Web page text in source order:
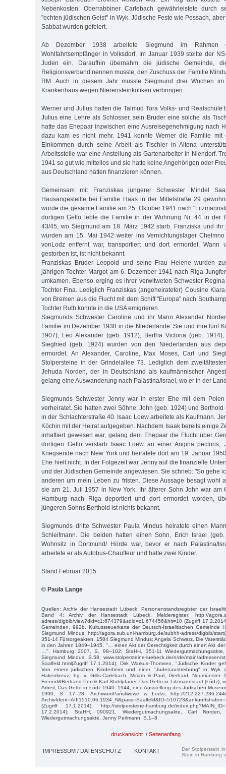
Nebenkosten. Oberrabbiner Carlebach gewährleistete durch
"echten jüdischen Geist" in Wyk. Jüdische Feste wie Pessach,
Sabbat wurden gefeiert.
Ab Dezember 1938 arbeitete Siegmund im Rahmen
Wohlfahrtsempfänger in Volksdorf. Im Januar 1939 stellte der
Juden ein. Daraufhin übernahm die jüdische Gemeinde,
Religionsverband nennen musste, den Zuschuss der Familie
RM. Auch in diesem Jahr musste Siegmund drei Wochen im
Krankenhaus wegen Nierensteinkoliken verbringen.
Werner und Julius hatten die Talmud Tora Volks- und Realschule
Julius eine Lehre als Schlosser, sein Bruder eine solche als
hatte das Ehepaar inzwischen eine Ausreisegenehmigung nach
dazu kam es nicht mehr. 1941 konnte Werner die Familie mit
Einkommen durch seine Arbeit als Tischler in Altona
Arbeitsstelle war eine Anstellung als Gartenarbeiter in Niendorf.
1941 so gut wie mittellos und sie hatte keine Angehörigen oder
aus Deutschland hätten finanzieren können.
Gemeinsam mit Franziskas jüngerer Schwester Mindel
Hausangestellte bei Familie Haas in der Mittelstraße 29
wurde die gesamte Familie am 25. Oktober 1941 nach
dortigen Getto lebte die Familie in der Wohnung Nr. 44 in der
43/45, wo Siegmund am 18. März 1942 starb. Franziska und ihr
wurden am 15. Mai 1942 weiter ins Vernichtungslager
vonLodz entfernt war, transportiert und dort ermordet. Wann
gestorben ist, ist nicht bekannt.
Franziskas Bruder Leopold und seine Frau Helene wurden
jährigen Tochter Margot am 6. Dezember 1941 nach Riga-
umkamen. Ebenso erging es ihrer verwitweten Schwester
Tochter Fina. Lediglich Franziskas (angeheirateter) Cousine
von Bremen aus die Flucht mit dem Schiff "Europa" nach
Tochter Ruth konnte in die USA emigrieren.
Siegmunds Schwester Caroline und ihr Mann Alexander
Familie im Dezember 1938 in die Niederlande. Sie und ihre fünf
1907), Leo Alexander (geb. 1912), Bertha Victoria (geb.
Siegfried (geb. 1924) wurden von den Niederlanden aus
ermordet. An Alexander, Caroline, Max Moses, Carl und
Stolpersteine in der Grindelallee 73. Lediglich dem
Jehuda Norden, der in Deutschland als kaufmännischer
gelang eine Auswanderung nach Palästina/Israel, wo er in der
Siegmunds Schwester Jenny war in erster Ehe mit dem
verheiratet. Sie hatten zwei Söhne, John (geb. 1924) und
in der Schlachterstraße 40. Isaac Loew arbeitete als Kaufmann.
Köchin mit der Heirat aufgegeben. Nachdem Isaak bereits einige
inhaftiert gewesen war, gelang dem Ehepaar die Flucht über
dortigen Getto verstarb Isaac Loew an einer Angina pectoris,
Kriegsende nach New York und heiratete dort am 19. Januar
Ehe hielt nicht. In der Folgezeit war Jenny auf die finanzielle
und der Jüdischen Gemeinde angewiesen. Sie schrieb: "So gehe
anderen um mein Leben zu fristen. Diese Aussage besagt wohl
sie am 21. Juli 1957 in New York. Ihr älterer Sohn John war am
Hamburg nach Riga deportiert und dort ermordet worden,
jüngeren Sohns Berthold ist nichts bekannt.
Siegmunds dritte Schwester Paula Mindus heiratete einen
Schleifmann. Die beiden hatten einen Sohn, Erich Israel
Wohnsitz in Dortmund/ Hörde war, bevor er nach Palästina/
arbeitete er als Autobus-Chauffeur und hatte zwei Kinder.
Stand Februar 2015
© Paula Lange
Quellen: Archiv der Hansestadt Lübeck, Personenstandsregister der
Band 4; Archiv der Hansestadt Lübeck, Melderegister; http://
adress/digbib/view?did=c1:674379&sdid=c1:674456&hit=10 (Zugriff
Gemeinden, 992b, Kultussteuerkarte der Deutsch-Israelitischen Gemeinde
Siegmund Mindus; http://agora.sub.uni-hamburg.de/subhh-adress/digbib/
351-14 Fürsorgeakten, 1584 Siegmund Mindus; Angela Schwarz, Die
in den Jahren 1849–1945, "… einen Akt der Gerechtigkeit durch einen Akt der
…", Hamburg 2007, S. 98–102; StaHH, 351-11
Siegmund Mindus, S.58; www.stolpersteine-luebeck.de/n/de/main/adressen/
Saalfeld.html(Zugriff 17.1.2014); Dirk Warkus-Thomsen, "Jüdische Kinder
Von einem jüdischen Kinderheim und einer "Judenaustreibung" in Wyk
Hakenkreuz, hg. v. Gillis-Carlebach, Miriam & Paul, Gerhard, Neumünster
Freund&Bertrand Perz& Karl Stuhlpfarrer, Das Getto in Litzmannstadt (Łódż),
Arbeit, Das Getto in Łódż 1940–1944, eine Ausstellung des Jüdischen
1990, S. 17–28; ArchiwumPaństwowe w Łodzi; http://212.227.236.244/
(Zugriff 17.1.2014); http://stolpersteine-hamburg.de/
17.2.2014); StaHH, 090921, Wiedergutmachungsakte, Carl
Wiedergutmachungsakte, Jenny Perlmann, S.1–8.
druckansicht / Seitenanfang
IMPRESSUM / DATENSCHUTZ KONTAKT
Der Stolperstein
Stein in Hamburg